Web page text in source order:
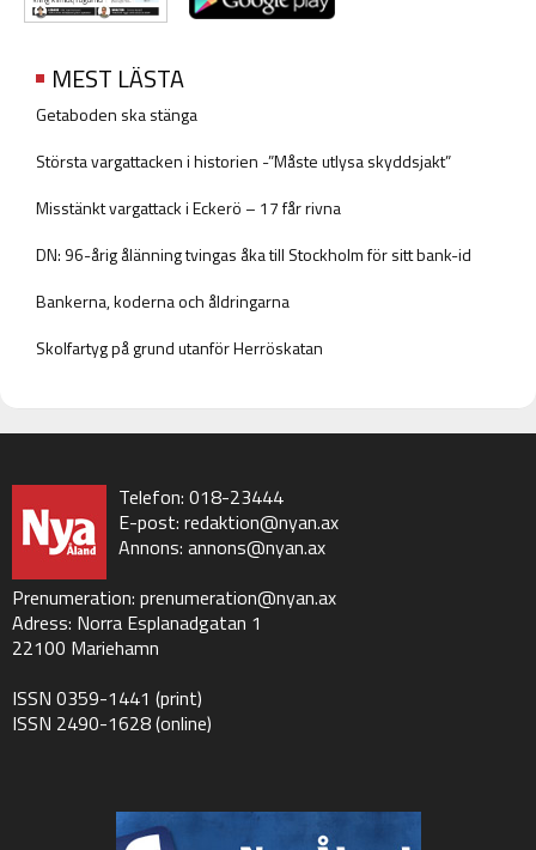
MEST LÄSTA
Getaboden ska stänga
Största vargattacken i historien -”Måste utlysa skyddsjakt”
Misstänkt vargattack i Eckerö – 17 får rivna
DN: 96-årig ålänning tvingas åka till Stockholm för sitt bank-id
Bankerna, koderna och åldringarna
Skolfartyg på grund utanför Herröskatan
Telefon: 018-23444
E-post: redaktion@nyan.ax
Annons: annons@nyan.ax
Prenumeration: prenumeration@nyan.ax
Adress: Norra Esplanadgatan 1
22100 Mariehamn
ISSN 0359-1441 (print)
ISSN 2490-1628 (online)